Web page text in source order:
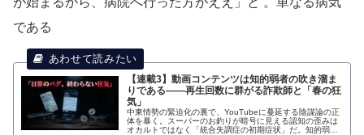
である
【連載3】動画コンテンツは知的弱者の吹き溜ま
りである――再生回数に群がる詐欺師と「春の狂
気」
中東情勢の緊迫化の裏で、YouTubeに蔓延する陰謀論の正
体を暴く。スーパーのお釣りが暗号に見える認知の歪みは
オカルトではなく「統合失調症の初期症状」だ。知的弱者